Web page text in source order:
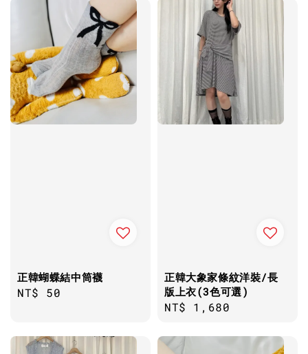
正韓蝴蝶結中筒襪
Regular
NT$ 50
正韓大象家條紋洋裝/長
版上衣(3色可選)
Regular
NT$ 1,680